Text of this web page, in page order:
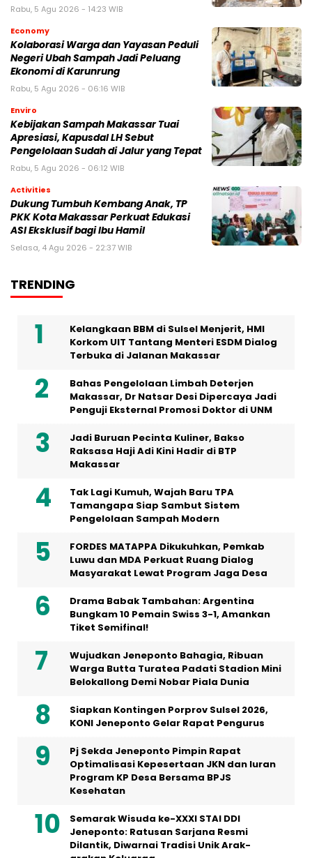
Rabu, 5 Agu 2026 - 14:23 WIB
Economy
Kolaborasi Warga dan Yayasan Peduli
Negeri Ubah Sampah Jadi Peluang
Ekonomi di Karunrung
Rabu, 5 Agu 2026 - 06:16 WIB
Enviro
Kebijakan Sampah Makassar Tuai
Apresiasi, Kapusdal LH Sebut
Pengelolaan Sudah di Jalur yang Tepat
Rabu, 5 Agu 2026 - 06:12 WIB
Activities
Dukung Tumbuh Kembang Anak, TP
PKK Kota Makassar Perkuat Edukasi
ASI Eksklusif bagi Ibu Hamil
Selasa, 4 Agu 2026 - 22:37 WIB
TRENDING
Kelangkaan BBM di Sulsel Menjerit, HMI
Korkom UIT Tantang Menteri ESDM Dialog
Terbuka di Jalanan Makassar
Bahas Pengelolaan Limbah Deterjen
Makassar, Dr Natsar Desi Dipercaya Jadi
Penguji Eksternal Promosi Doktor di UNM
Jadi Buruan Pecinta Kuliner, Bakso
Raksasa Haji Adi Kini Hadir di BTP
Makassar
Tak Lagi Kumuh, Wajah Baru TPA
Tamangapa Siap Sambut Sistem
Pengelolaan Sampah Modern
FORDES MATAPPA Dikukuhkan, Pemkab
Luwu dan MDA Perkuat Ruang Dialog
Masyarakat Lewat Program Jaga Desa
Drama Babak Tambahan: Argentina
Bungkam 10 Pemain Swiss 3-1, Amankan
Tiket Semifinal!
Wujudkan Jeneponto Bahagia, Ribuan
Warga Butta Turatea Padati Stadion Mini
Belokallong Demi Nobar Piala Dunia
Siapkan Kontingen Porprov Sulsel 2026,
KONI Jeneponto Gelar Rapat Pengurus
Pj Sekda Jeneponto Pimpin Rapat
Optimalisasi Kepesertaan JKN dan Iuran
Program KP Desa Bersama BPJS
Kesehatan
Semarak Wisuda ke-XXXI STAI DDI
Jeneponto: Ratusan Sarjana Resmi
Dilantik, Diwarnai Tradisi Unik Arak-